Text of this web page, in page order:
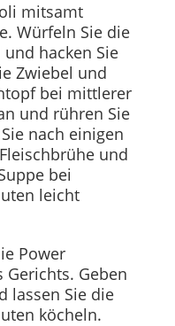
mitsamt
Würfeln Sie die
hacken Sie
Zwiebel und
bei mittlerer
und rühren Sie
nach einigen
und
bei
leicht
Power
Geben
lassen Sie die
köcheln.